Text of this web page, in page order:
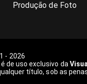
Produção de Foto
- 2026
de uso exclusivo da
título, sob as penas